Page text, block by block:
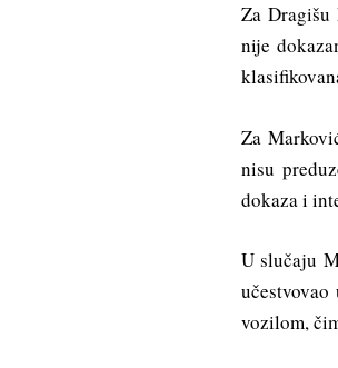
Za
nije
Za
nisu
dokaza i
U slučaju
vozilom,